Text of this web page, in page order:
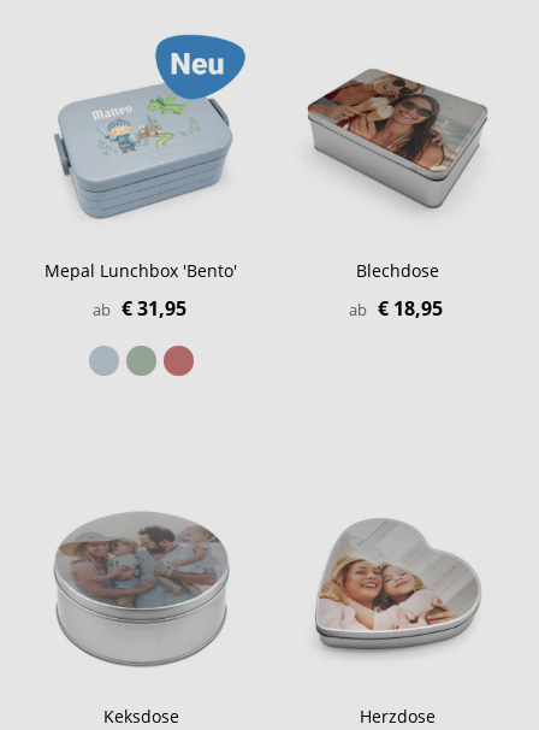
Mepal Lunchbox 'Bento'
ab € 31,95
Blechdose
ab € 18,95
Keksdose Herzdose